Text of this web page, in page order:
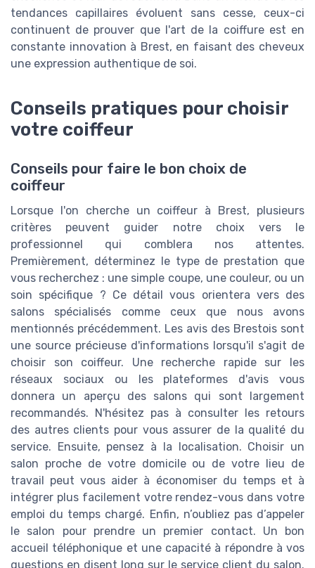
tendances capillaires évoluent sans cesse, ceux-ci
continuent de prouver que l'art de la coiffure est en
constante innovation à Brest, en faisant des cheveux
une expression authentique de soi.
Conseils pratiques pour choisir
votre coiffeur
Conseils pour faire le bon choix de
coiffeur
Lorsque l'on cherche un coiffeur à Brest, plusieurs
critères peuvent guider notre choix vers le
professionnel qui comblera nos attentes.
Premièrement, déterminez le type de prestation que
vous recherchez : une simple coupe, une couleur, ou un
soin spécifique ? Ce détail vous orientera vers des
salons spécialisés comme ceux que nous avons
mentionnés précédemment. Les avis des Brestois sont
une source précieuse d'informations lorsqu'il s'agit de
choisir son coiffeur. Une recherche rapide sur les
réseaux sociaux ou les plateformes d'avis vous
donnera un aperçu des salons qui sont largement
recommandés. N'hésitez pas à consulter les retours
des autres clients pour vous assurer de la qualité du
service. Ensuite, pensez à la localisation. Choisir un
salon proche de votre domicile ou de votre lieu de
travail peut vous aider à économiser du temps et à
intégrer plus facilement votre rendez-vous dans votre
emploi du temps chargé. Enfin, n’oubliez pas d’appeler
le salon pour prendre un premier contact. Un bon
accueil téléphonique et une capacité à répondre à vos
questions en disent long sur le service client du salon.